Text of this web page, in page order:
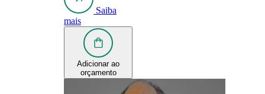
Saiba
mais
Adicionar ao
orçamento